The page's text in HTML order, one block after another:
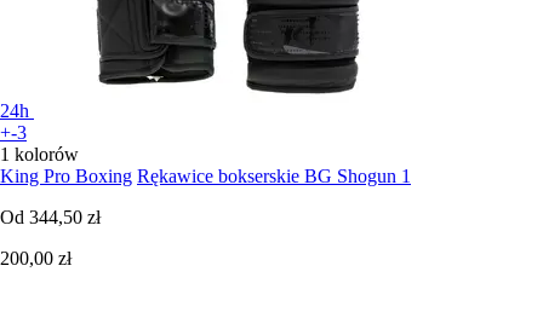
24h
+-3
1 kolorów
King Pro Boxing Rękawice bokserskie BG Shogun 1
Od 344,50 zł
200,00 zł